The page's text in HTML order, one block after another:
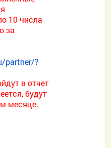
10 числа
за
partner/?
в отчет
будут
месяце.